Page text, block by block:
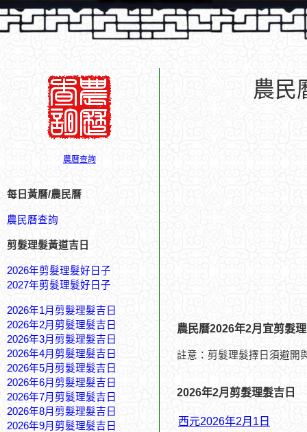
農曆查詢
每日黃曆/農民曆
農民曆查詢
剪髮理髮黃道吉日
2026年剪髮理髮好日子
2027年剪髮理髮好日子
2026年1月剪髮理髮吉日
2026年2月剪髮理髮吉日
2026年3月剪髮理髮吉日
2026年4月剪髮理髮吉日
2026年5月剪髮理髮吉日
2026年6月剪髮理髮吉日
2026年7月剪髮理髮吉日
2026年8月剪髮理髮吉日
2026年9月剪髮理髮吉日
農民
農民曆2026年2月宜剪髮
註意：剪髮理髮擇日須避開
2026年2月剪髮理髮吉日
西元2026年2月1日